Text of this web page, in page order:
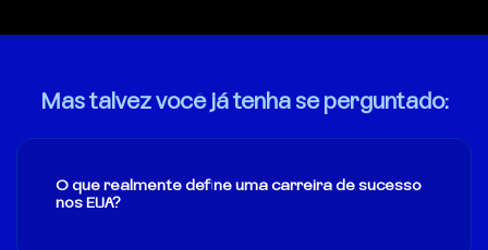
Mas talvez você já tenha se perguntado:
O que realmente define uma carreira de sucesso
nos EUA?